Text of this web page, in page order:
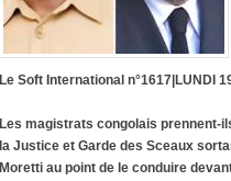
Le Soft International n°1617|LUNDI
Les magistrats congolais prennent-
la Justice et Garde des Sceaux
Moretti au point de le conduire